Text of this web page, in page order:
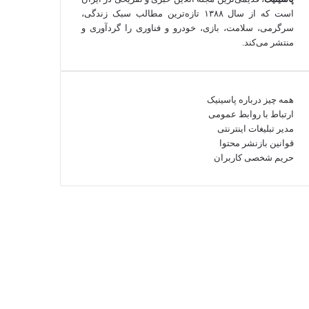
است که از سال ۱۳۸۸ تازه‌ترین مطالب سبک زندگی،
سرگرمی، سلامت، بازی، خودرو و فناوری را گردآوری و
منتشر می‌کند.
همه چیز درباره پاسینیک
ارتباط با روابط عمومی
مدیر تبلیغات اینترنتی
قوانین بازنشر محتوا
حریم شخصی کاربران